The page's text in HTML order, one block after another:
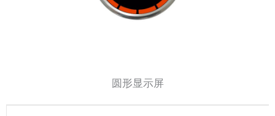
圆形显示屏